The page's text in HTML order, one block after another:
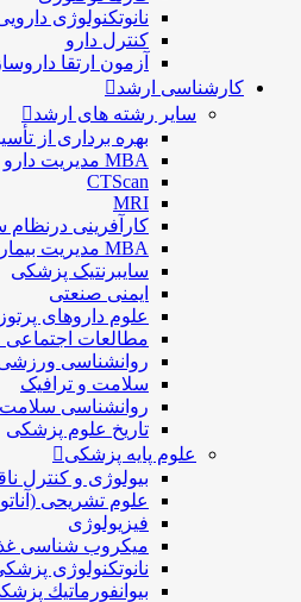
نانوتکنولوژی
كنترل دارو
آزمون ارتقا
کارشناسی ارشد
سایر رشته های ارشد
بهره برداری از
MBA مدیریت دارو
CTScan
MRI
کارآفرینی
MBA مدیریت بیمارستانی
سایبرنتیک پزشکی
ایمنی صنعتی
علوم داروهای پرتوزا
مطالعات اجتماعی
روانشناسی
سلامت و ترافیک
روانشناسی سلامت
تاریخ علوم پزشکی
علوم پایه پزشکی
بیولوژی و کنترل
علوم تشریحی
فیزیولوژی
ميكروب شناسی
نانوتکنولوژی
بيوانفورماتيك